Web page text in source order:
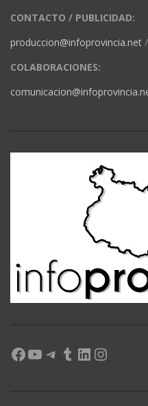
CONTACTO / PUBLICIDAD:
produccion@infoprovincia.net /
COLABORACIONES:
Facebook
YouTube
Telegram
Tumblr
LinkedIn